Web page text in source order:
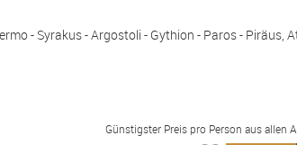
- Syrakus - Argostoli - Gythion - Paros - Piräus,
Günstigster Preis pro Person aus allen